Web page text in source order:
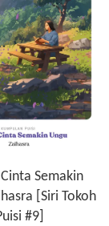
Semakin
[Siri Tokoh
#9]